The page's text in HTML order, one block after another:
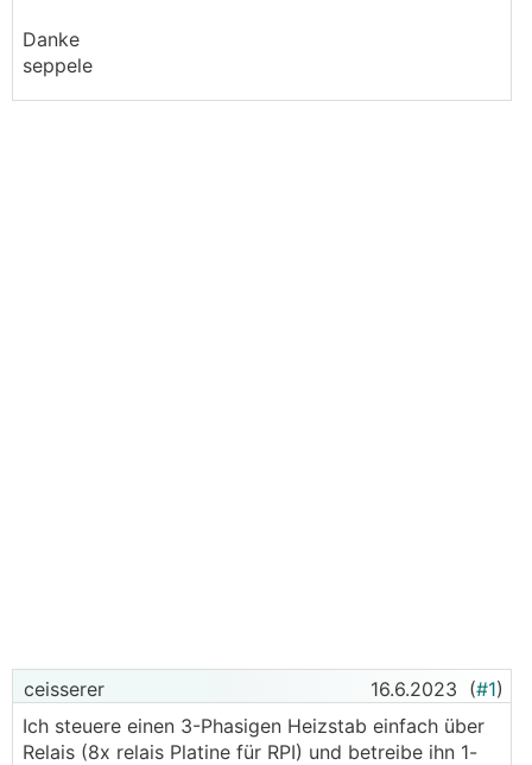
Danke
seppele
ceisserer 16.6.2023 (#1)
Ich steuere einen 3-Phasigen Heizstab einfach über
Relais (8x relais Platine für RPI) und betreibe ihn 1-